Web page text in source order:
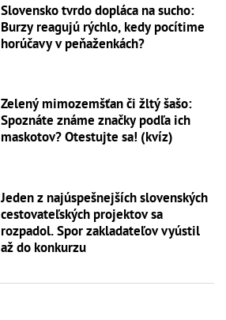
Slovensko tvrdo dopláca na sucho:
Burzy reagujú rýchlo, kedy pocítime
horúčavy v peňaženkách?
Zelený mimozemšťan či žltý šašo:
Spoznáte známe značky podľa ich
maskotov? Otestujte sa! (kvíz)
Jeden z najúspešnejších slovenských
cestovateľských projektov sa
rozpadol. Spor zakladateľov vyústil
až do konkurzu